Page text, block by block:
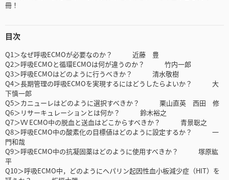
冊！
目次
Q1＞なぜ呼吸ECMOが必要なのか？ 近藤 豊
Q2＞呼吸ECMOと循環ECMOは何が違うのか？ 竹内一郎
Q3＞呼吸ECMOはどのように行うべきか？ 清水敬樹
Q4＞長期管理の呼吸ECMOを実現するにはどうしたらよいか？ 大
下慎一郎
Q5＞カニューレはどのように選択すべきか？ 栗山直英 西田 修
Q6＞リサーキュレーションとは何か？ 鈴木裕之
Q7＞VV ECMO中の脱血と送血はどこからすべきか？ 青景聡之
Q8＞呼吸ECMO中の酸素化の目標値はどのように設定するか？ 一
門和哉
Q9＞呼吸ECMO中の抗凝固薬はどのように使用すべきか？ 塚原紘
平
Q10＞呼吸ECMO中，どのようにヘパリン起因性血小板減少症（HIT）を